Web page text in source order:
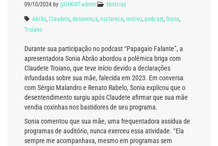
09/10/2024 by @UHOST-admin Notícias
Abrão Claudete desavença esclarece motivo podcast Sonia
Troiano
Durante sua participação no podcast “Papagaio Falante”, a
apresentadora Sonia Abrão abordou a polêmica briga com
Claudete Troiano, que teve início devido a declarações
infundadas sobre sua mãe, falecida em 2023. Em conversa
com Sérgio Malandro e Renato Rabelo, Sonia explicou que o
desentendimento surgiu após Claudete afirmar que sua mãe
vendia coxinhas nos bastidores de seu programa.
Sonia comentou que sua mãe, uma frequentadora assídua de
programas de auditório, nunca exerceu essa atividade. “Ela
sempre me acompanhava, mesmo em programas sem